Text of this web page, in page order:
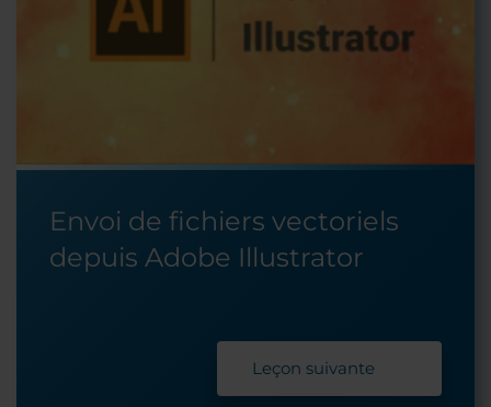
Envoi de fichiers vectoriels
depuis Adobe Illustrator
Leçon suivante